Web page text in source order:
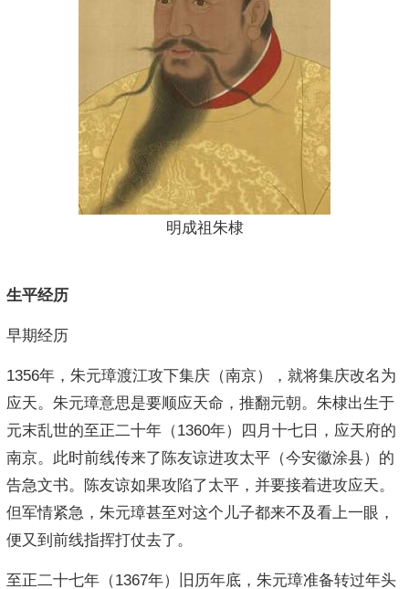
明成祖朱棣
生平经历
早期经历
1356年，朱元璋渡江攻下集庆（南京），就将集庆改名为
应天。朱元璋意思是要顺应天命，推翻元朝。朱棣出生于
元末乱世的至正二十年（1360年）四月十七日，应天府的
南京。此时前线传来了陈友谅进攻太平（今安徽涂县）的
告急文书。陈友谅如果攻陷了太平，并要接着进攻应天。
但军情紧急，朱元璋甚至对这个儿子都来不及看上一眼，
便又到前线指挥打仗去了。
至正二十七年（1367年）旧历年底，朱元璋准备转过年头